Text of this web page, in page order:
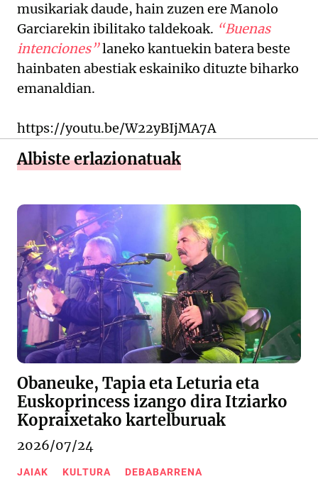
musikariak daude, hain zuzen ere Manolo
Garciarekin ibilitako taldekoak. “Buenas
intenciones”laneko kantuekin batera beste
hainbaten abestiak eskainiko dituzte biharko
emanaldian.
https://youtu.be/W22yBIjMA7A
Albiste erlazionatuak
Obaneuke, Tapia eta Leturia eta
Euskoprincess izango dira Itziarko
Kopraixetako kartelburuak
2026/07/24
JAIAK KULTURA DEBABARRENA